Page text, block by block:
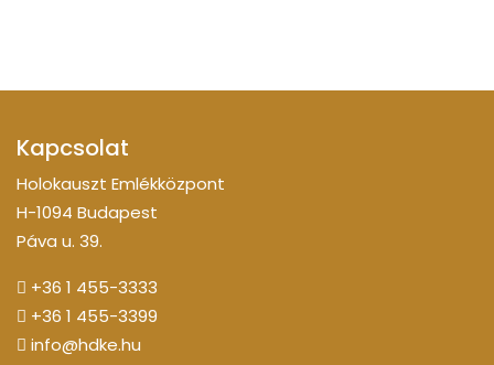
Kapcsolat
Holokauszt Emlékközpont
H-1094 Budapest
Páva u. 39.
+36 1 455-3333
+36 1 455-3399
info@hdke.hu